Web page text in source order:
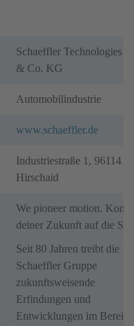
Schaeffler Technologies
& Co. KG
Automobilindustrie
www.schaeffler.de
Industriestraße 1, 96114
Hirschaid
We pioneer motion.
deiner Zukunft auf die
Seit 80 Jahren treibt die
Schaeffler Gruppe
zukunftsweisende
Erfindungen und
Entwicklungen im Bereich